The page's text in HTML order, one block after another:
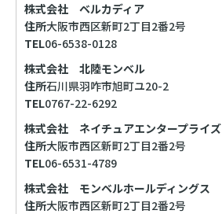
株式会社 ベルカディア
住所大阪市西区新町2丁目2番2号
TEL06-6538-0128
株式会社 北陸モンベル
住所石川県羽咋市旭町ユ20-2
TEL0767-22-6292
株式会社 ネイチュアエンタープライズ
住所大阪市西区新町2丁目2番2号
TEL06-6531-4789
株式会社 モンベルホールディングス
住所大阪市西区新町2丁目2番2号